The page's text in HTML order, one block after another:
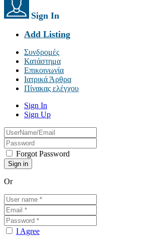
Sign In
Add Listing
Συνδρομές
Κατάστημα
Επικοινωνία
Ιατρικά Άρθρα
Πίνακας ελέγχου
Sign In
Sign Up
Forgot Password
Or
I Agree